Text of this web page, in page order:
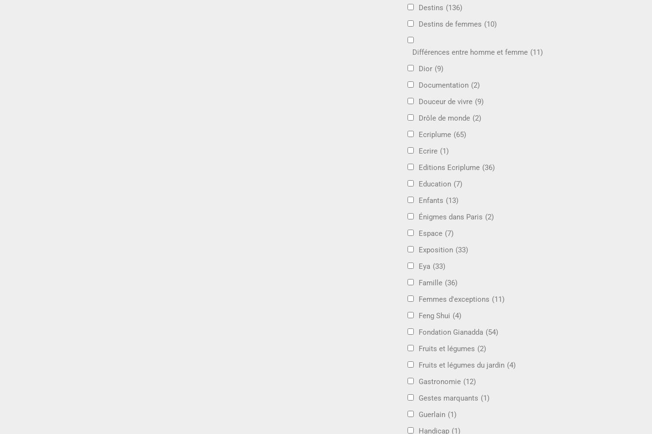
Destins (136)
Destins de femmes (10)
Différences entre homme et femme (11)
Dior (9)
Documentation (2)
Douceur de vivre (9)
Drôle de monde (2)
Ecriplume (65)
Ecrire (1)
Editions Ecriplume (36)
Education (7)
Enfants (13)
Énigmes dans Paris (2)
Espace (7)
Exposition (33)
Eya (33)
Famille (36)
Femmes d'exceptions (11)
Feng Shui (4)
Fondation Gianadda (54)
Fruits et légumes (2)
Fruits et légumes du jardin (4)
Gastronomie (12)
Gestes marquants (1)
Guerlain (1)
Handicap (1)